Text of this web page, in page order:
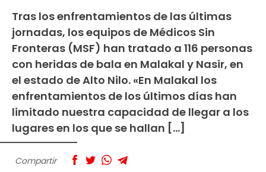
Tras los enfrentamientos de las últimas
jornadas, los equipos de Médicos Sin
Fronteras (MSF) han tratado a 116 personas
con heridas de bala en Malakal y Nasir, en
el estado de Alto Nilo. «En Malakal los
enfrentamientos de los últimos días han
limitado nuestra capacidad de llegar a los
lugares en los que se hallan […]
Compartir